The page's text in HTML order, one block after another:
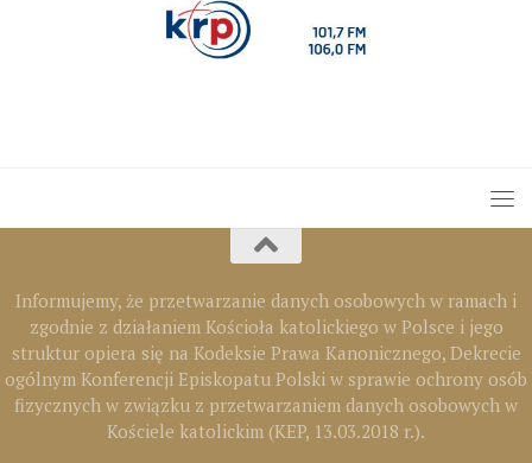
Informujemy, że przetwarzanie danych osobowych w ramach i
zgodnie z działaniem Kościoła katolickiego w Polsce i jego
struktur opiera się na Kodeksie Prawa Kanonicznego, Dekrecie
ogólnym Konferencji Episkopatu Polski w sprawie ochrony osób
fizycznych w związku z przetwarzaniem danych osobowych w
Kościele katolickim (KEP, 13.03.2018 r.).